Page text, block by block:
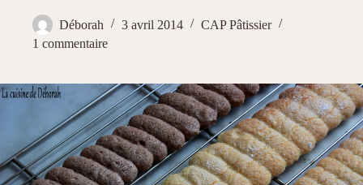
Déborah 3 avril 2014
CAP Pâtissier
1 commentaire